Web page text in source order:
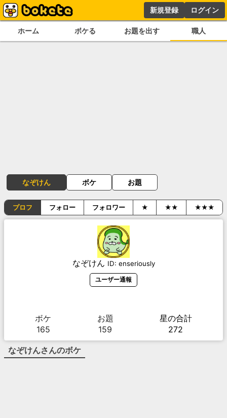
新規登録 ログイン
ホーム ボケる お題を出す 職人
なぞけん ボケ お題
プロフ フォロー フォロワー ★ ★★ ★★★
なぞけん ID: enseriously
ユーザー通報
ボケ
165
お題
159
星の合計
272
なぞけんさんのボケ